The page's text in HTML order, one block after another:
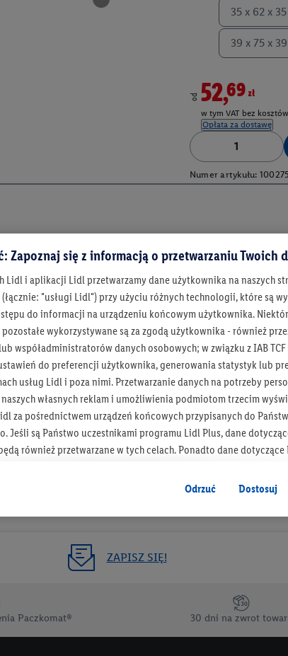
35 x 62 x
39 x 75 x
od 52,69zł
w tym VAT bez
Opłata za dostawę
Numer artykułu:
Bądź na
Otrzymuj newsletter Lidla
Zapisz się!
ZAPISZ SIĘ!
Paczkomat® 30 dni na zwrot
Zapoznaj się z informacją o przetwarzaniu Twoich
Lidl i aplikacji Lidl przetwarzamy dane użytkownika na naszych
"usługi Lidl") przy użyciu różnych technologii, które są
do informacji na urządzeniu końcowym użytkownika.
wykorzystywane są za zgodą użytkownika - również
współadministratorów danych osobowych; w związku z IAB TCF
do preferencji użytkownika, generowania statystyk lub
usług Lidl i poza nimi. Przetwarzanie danych na potrzeby
własnych reklam i umożliwienia podmiotom trzecim
za pośrednictwem urządzeń końcowych przypisanych do
Jeśli są Państwo uczestnikami programu Lidl Plus, dane
również przetwarzane w tych celach. Ponadto dane dotyczące
jako niezależny administrator danych
opiera się na generowaniu profili, które są również
lub płci - a także dokładnych danych dotyczących lokalizacji),
w tym przechowywanie lub uzyskiwanie dostępu do informacji na
w celu pomiaru wydajności/skuteczności reklamy, badania grup
bezpieczeństwa technicznego i optymalizacji wyświetlania
Odrzuć Dostosuj